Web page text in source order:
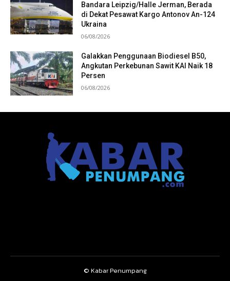
Bandara Leipzig/Halle Jerman, Berada
di Dekat Pesawat Kargo Antonov An-124
Ukraina
06/08/2026
Galakkan Penggunaan Biodiesel B50,
Angkutan Perkebunan Sawit KAI Naik 18
Persen
06/08/2026
© Kabar Penumpang